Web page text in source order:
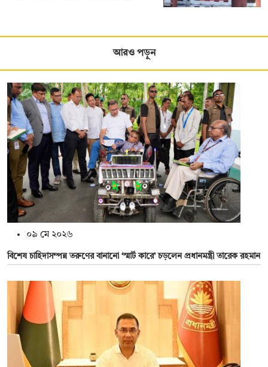
আরও পড়ুন
০৯ মে ২০২৬
বিশেষ চাহিদাসম্পন্ন তরুণের বানানো ‘স্মার্ট কারে’ চড়লেন প্রধানমন্ত্রী তারেক রহমান